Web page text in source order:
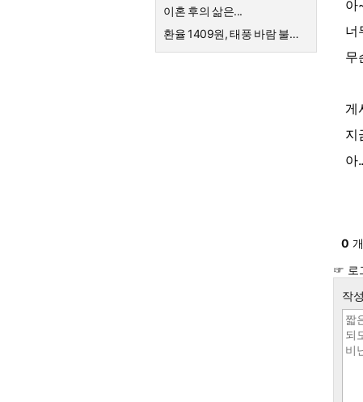
이혼 후의 삶은...
환율 1409원, 태풍 바람 불어요
아
너
무
게
지
아
0
☞ 로
작